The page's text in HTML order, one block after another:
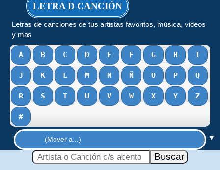
LETRA D CANCIÓN
Letras de canciones de tus artistas favoritos, música, videos
y mas
A B C D E F G H I
J K L M N Ñ O P Q
R S T U V W X Y Z
#
▼